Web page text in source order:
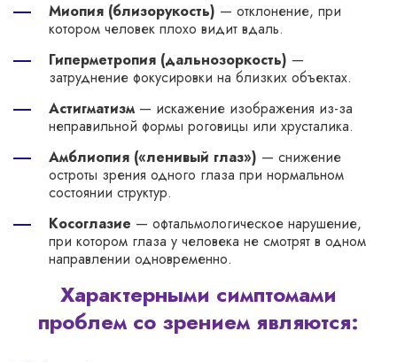
Миопия (близорукость) — отклонение, при
котором человек плохо видит вдаль.
Гиперметропия (дальнозоркость) —
затруднение фокусировки на близких объектах.
Астигматизм — искажение изображения из-за
неправильной формы роговицы или хрусталика.
Амблиопия («ленивый глаз») — снижение
остроты зрения одного глаза при нормальном
состоянии структур.
Косоглазие — офтальмологическое нарушение,
при котором глаза у человека не смотрят в одном
направлении одновременно.
Характерными симптомами
проблем со зрением являются: